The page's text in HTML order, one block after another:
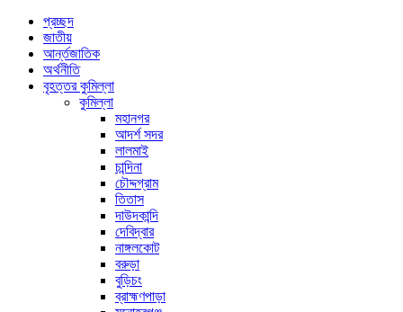
প্রচ্ছদ
জাতীয়
আর্ন্তজাতিক
অর্থনীতি
বৃহত্তর কুমিল্লা
কুমিল্লা
মহানগর
আদর্শ সদর
লালমাই
চান্দিনা
চৌদ্দগ্রাম
তিতাস
দাউদকান্দি
দেবিদ্বার
নাঙ্গলকোট
বরুড়া
বুড়িচং
ব্রাহ্মণপাড়া